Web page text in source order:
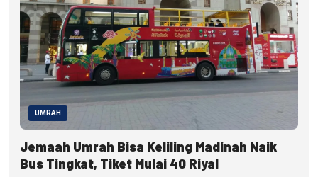
UMRAH
Jemaah Umrah Bisa Keliling Madinah Naik
Bus Tingkat, Tiket Mulai 40 Riyal